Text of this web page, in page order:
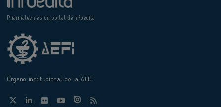
Pharmatech es un portal de Infoedita
Órgano institucional de la AEFI